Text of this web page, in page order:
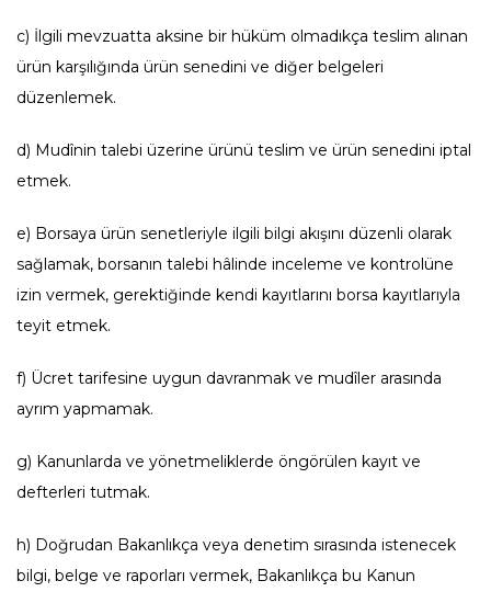
c) İlgili mevzuatta aksine bir hüküm olmadıkça teslim alınan
ürün karşılığında ürün senedini ve diğer belgeleri
düzenlemek.
d) Mudînin talebi üzerine ürünü teslim ve ürün senedini iptal
etmek.
e) Borsaya ürün senetleriyle ilgili bilgi akışını düzenli olarak
sağlamak, borsanın talebi hâlinde inceleme ve kontrolüne
izin vermek, gerektiğinde kendi kayıtlarını borsa kayıtlarıyla
teyit etmek.
f) Ücret tarifesine uygun davranmak ve mudîler arasında
ayrım yapmamak.
g) Kanunlarda ve yönetmeliklerde öngörülen kayıt ve
defterleri tutmak.
h) Doğrudan Bakanlıkça veya denetim sırasında istenecek
bilgi, belge ve raporları vermek, Bakanlıkça bu Kanun